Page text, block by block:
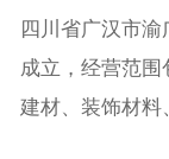
四川省广汉市
成立，经营范围
建材、装饰材料
化学品和易燃